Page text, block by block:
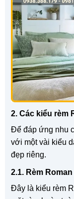
2. Các kiểu rèm
Để đáp ứng nhu
với một vài kiểu
đẹp riêng.
2.1. Rèm
Đây là kiểu rèm